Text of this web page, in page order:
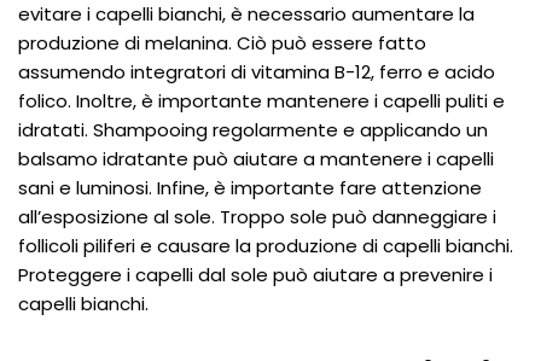
evitare i capelli bianchi, è necessario aumentare la
produzione di melanina. Ciò può essere fatto
assumendo integratori di vitamina B-12, ferro e acido
folico. Inoltre, è importante mantenere i capelli puliti e
idratati. Shampooing regolarmente e applicando un
balsamo idratante può aiutare a mantenere i capelli
sani e luminosi. Infine, è importante fare attenzione
all’esposizione al sole. Troppo sole può danneggiare i
follicoli piliferi e causare la produzione di capelli bianchi.
Proteggere i capelli dal sole può aiutare a prevenire i
capelli bianchi.